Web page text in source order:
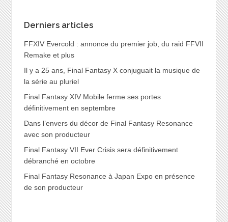
Derniers articles
FFXIV Evercold : annonce du premier job, du raid FFVII
Remake et plus
Il y a 25 ans, Final Fantasy X conjuguait la musique de
la série au pluriel
Final Fantasy XIV Mobile ferme ses portes
définitivement en septembre
Dans l’envers du décor de Final Fantasy Resonance
avec son producteur
Final Fantasy VII Ever Crisis sera définitivement
débranché en octobre
Final Fantasy Resonance à Japan Expo en présence
de son producteur